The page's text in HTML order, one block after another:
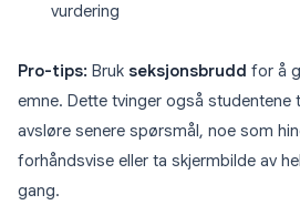
vurdering
Pro-tips: Bruk seksjonsbrudd for å
emne. Dette tvinger også studentene
avsløre senere spørsmål, noe som
forhåndsvise eller ta skjermbilde av
gang.